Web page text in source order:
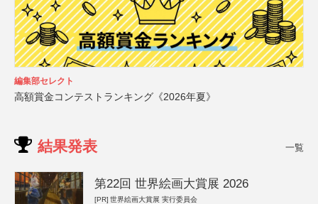
編集部セレクト
高額賞金コンテストランキング《2026年夏》
結果発表 一覧
第22回 世界絵画大賞展 2026
[PR] 世界絵画大賞展 実行委員会